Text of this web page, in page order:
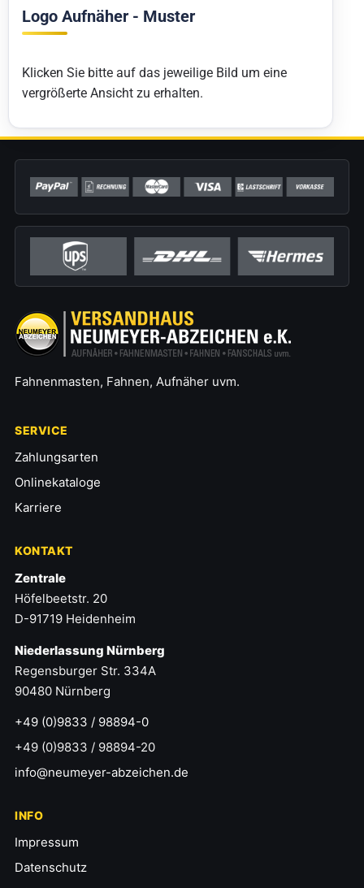
Logo Aufnäher - Muster
Klicken Sie bitte auf das jeweilige Bild um eine
vergrößerte Ansicht zu erhalten.
Fahnenmasten, Fahnen, Aufnäher uvm.
SERVICE
Zahlungsarten
Onlinekataloge
Karriere
KONTAKT
Zentrale
Höfelbeetstr. 20
D-91719 Heidenheim
Niederlassung Nürnberg
Regensburger Str. 334A
90480 Nürnberg
+49 (0)9833 / 98894-0
+49 (0)9833 / 98894-20
info@neumeyer-abzeichen.de
INFO
Impressum
Datenschutz